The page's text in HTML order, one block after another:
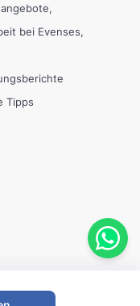
bei Evenses
Tipps